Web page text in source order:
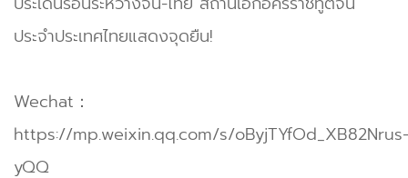
ประจำประเทศไทยแสดงจุดยืน!
Wechat：
https://mp.weixin.qq.com/s/oByjTYfOd_XB82Nrus-
yQQ